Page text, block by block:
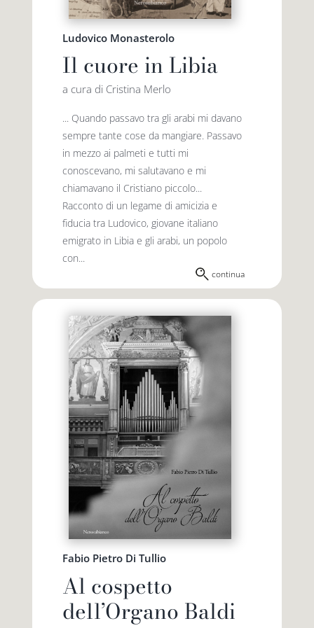
Ludovico Monasterolo
Il cuore in Libia
a cura di Cristina Merlo
... Quando passavo tra gli arabi mi davano
sempre tante cose da mangiare. Passavo
in mezzo ai palmeti e tutti mi
conoscevano, mi salutavano e mi
chiamavano il Cristiano piccolo...
Racconto di un legame di amicizia e
fiducia tra Ludovico, giovane italiano
emigrato in Libia e gli arabi, un popolo
con...
continua
Fabio Pietro Di Tullio
Al cospetto
dell’Organo Baldi